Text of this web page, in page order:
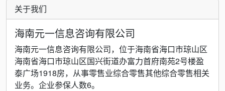
关于我们
海南元一信息咨询有限公司
海南元一信息咨询有限公司，位于海南省海口市琼山区
海南省海口市琼山区国兴街道办富力首府南苑2号楼盈
泰广场1918房，从事零售业综合零售其他综合零售相关
业务。企业参保人数6。